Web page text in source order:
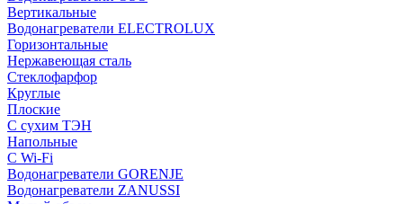
Вертикальные
Водонагреватели ELECTROLUX
Горизонтальные
Нержавеющая сталь
Стеклофарфор
Круглые
Плоские
С сухим ТЭН
Напольные
С Wi-Fi
Водонагреватели GORENJE
Водонагреватели ZANUSSI